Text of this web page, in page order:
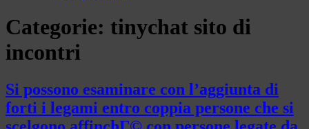
Categorie: tinychat sito di
incontri
Si possono esaminare con l’aggiunta di
forti i legami entro coppia persone che si